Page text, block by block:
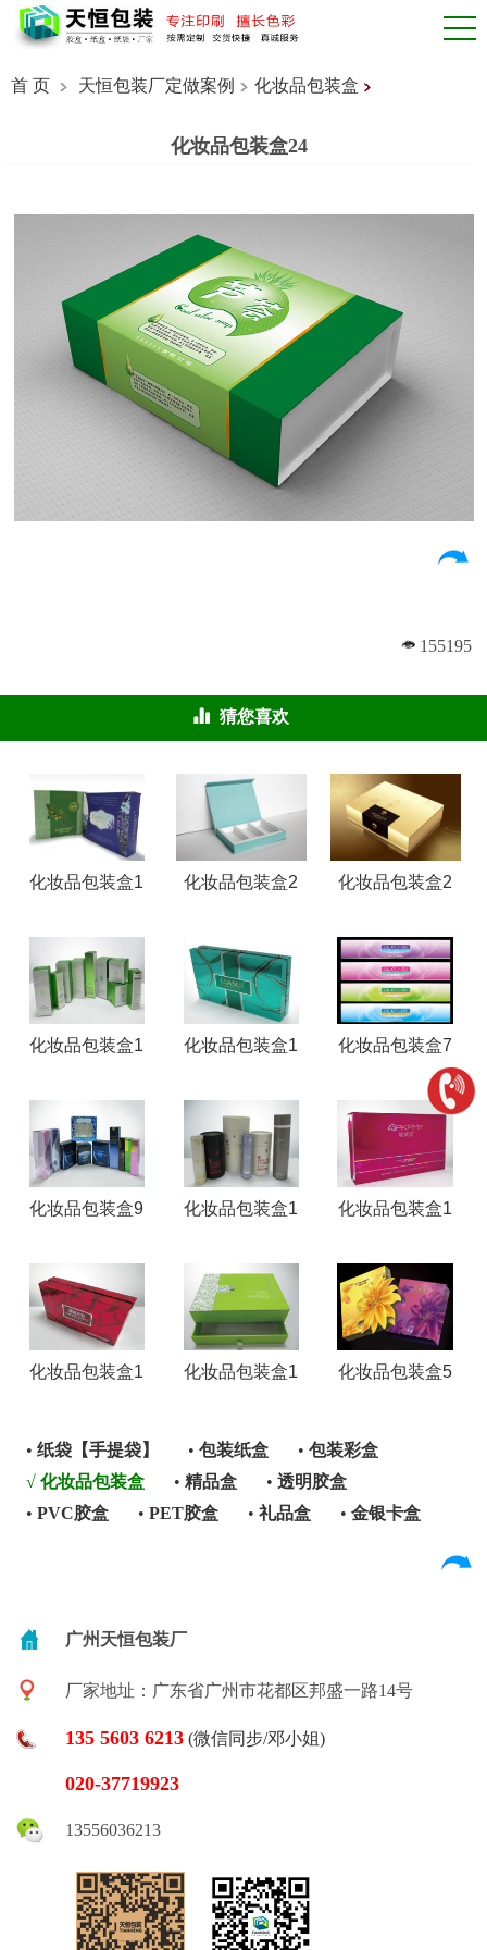
首 页 天恒包装厂定做案例 化妆品包装盒
化妆品包装盒24
155195
猜您喜欢
化妆品包装盒1 化妆品包装盒2 化妆品包装盒2
化妆品包装盒1 化妆品包装盒1 化妆品包装盒7
化妆品包装盒9 化妆品包装盒1 化妆品包装盒1
化妆品包装盒1 化妆品包装盒1 化妆品包装盒5
• 纸袋【手提袋】 • 包装纸盒 • 包装彩盒
√ 化妆品包装盒 • 精品盒 • 透明胶盒
• PVC胶盒 • PET胶盒 • 礼品盒 • 金银卡盒
广州天恒包装厂
厂家地址：广东省广州市花都区邦盛一路14号
135 5603 6213 (微信同步/邓小姐)
020-37719923
13556036213